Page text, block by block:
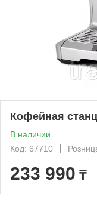
Кофейная
В наличии
Код: 67710
233 990 ₸